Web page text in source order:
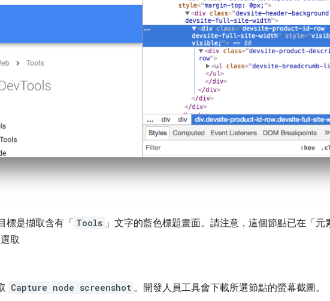
標是擷取含有「 Tools 」文字的藍色標題畫面。請注意，這個節點已在「元
取
Capture node screenshot 。開發人員工具會下載所選節點的螢幕截圖。